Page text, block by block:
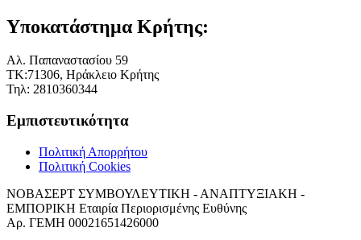
Υποκατάστημα Κρήτης:
Αλ. Παπαναστασίου 59
ΤΚ:71306, Ηράκλειο Κρήτης
Τηλ: 2810360344
Εμπιστευτικότητα
Πολιτική Απορρήτου
Πολιτική Cookies
ΝΟΒΑΣΕΡΤ ΣΥΜΒΟΥΛΕΥΤΙΚΗ - ΑΝΑΠΤΥΞΙΑΚΗ -
ΕΜΠΟΡΙΚΗ Εταιρία Περιορισμένης Ευθύνης
Αρ. ΓΕΜΗ 00021651426000